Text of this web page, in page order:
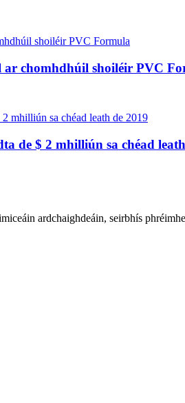
chomhdhúil shoiléir PVC
de $ 2 mhilliún sa chéad
ardchaighdeáin, seirbhís